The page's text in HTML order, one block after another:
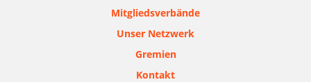
Mitgliedsverbände
Unser Netzwerk
Gremien
Kontakt